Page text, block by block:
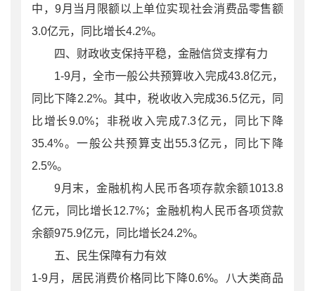
中，9月当月限额以上单位实现社会消费品零售额
3.0亿元，同比增长4.2%。
四、财政收支保持平稳，金融信贷支撑有力
1-9月，全市一般公共预算收入完成43.8亿元，
同比下降2.2%。其中，税收收入完成36.5亿元，同
比增长9.0%；非税收入完成7.3亿元，同比下降
35.4%。一般公共预算支出55.3亿元，同比下降
2.5%。
9月末，金融机构人民币各项存款余额1013.8
亿元，同比增长12.7%；金融机构人民币各项贷款
余额975.9亿元，同比增长24.2%。
五、民生保障有力有效
1-9月，居民消费价格同比下降0.6%。八大类商品